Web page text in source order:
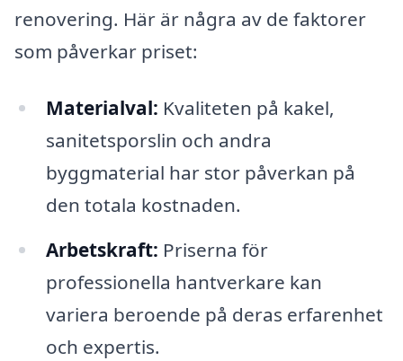
renovering. Här är några av de faktorer
som påverkar priset:
Materialval: Kvaliteten på kakel,
sanitetsporslin och andra
byggmaterial har stor påverkan på
den totala kostnaden.
Arbetskraft: Priserna för
professionella hantverkare kan
variera beroende på deras erfarenhet
och expertis.